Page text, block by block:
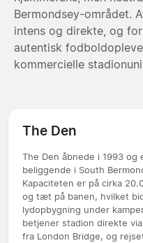
Bermondsey-området.
intens og direkte, og
autentisk
kommercielle
The Den
The Den åbnede i 1993
beliggende i South
Kapaciteten er på cirka
og tæt på banen, hvilket
lydopbygning under
betjener stadion direkte
fra London Bridge, og